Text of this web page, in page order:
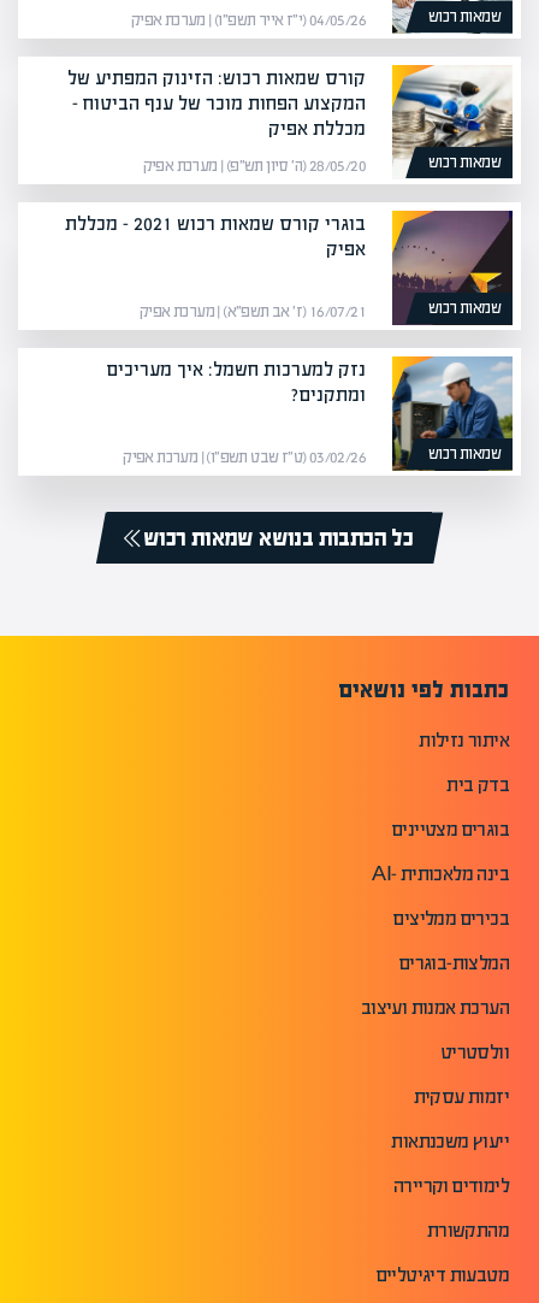
שמאות רכוש 04/05/26 (י״ז אייר תשפ״ו) | מערכת אפיק
שמאות רכוש
קורס שמאות רכוש: הזינוק המפתיע של
המקצוע הפחות מוכר של ענף הביטוח –
מכללת אפיק
28/05/20 (ה׳ סיון תש״פ) | מערכת אפיק
שמאות רכוש
בוגרי קורס שמאות רכוש 2021 – מכללת
אפיק
16/07/21 (ז׳ אב תשפ״א) | מערכת אפיק
שמאות רכוש
נזק למערכות חשמל: איך מעריכים
ומתקנים?
03/02/26 (ט״ז שבט תשפ״ו) | מערכת אפיק
כל הכתבות בנושא שמאות רכוש
כתבות לפי נושאים
איתור נזילות
בדק בית
בוגרים מצטיינים
בינה מלאכותית -AI
בכירים ממליצים
המלצות-בוגרים
הערכת אמנות ועיצוב
וולסטריט
יזמות עסקית
ייעוץ משכנתאות
לימודים וקריירה
מהתקשורת
מטבעות דיגיטליים